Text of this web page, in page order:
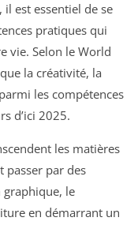
est essentiel de se
pratiques qui
vie. Selon le World
la créativité, la
les compétences
d’ici 2025.
les matières
passer par des
le
en démarrant un